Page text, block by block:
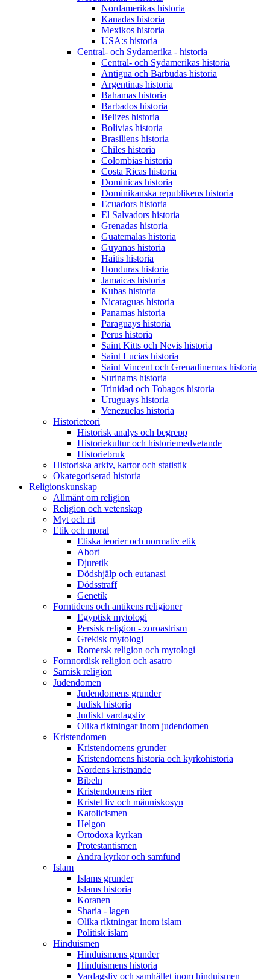
Nordamerikas historia
Kanadas historia
Mexikos historia
USA:s historia
Central- och Sydamerika - historia
Central- och Sydamerikas historia
Antigua och Barbudas historia
Argentinas historia
Bahamas historia
Barbados historia
Belizes historia
Bolivias historia
Brasiliens historia
Chiles historia
Colombias historia
Costa Ricas historia
Dominicas historia
Dominikanska republikens historia
Ecuadors historia
El Salvadors historia
Grenadas historia
Guatemalas historia
Guyanas historia
Haitis historia
Honduras historia
Jamaicas historia
Kubas historia
Nicaraguas historia
Panamas historia
Paraguays historia
Perus historia
Saint Kitts och Nevis historia
Saint Lucias historia
Saint Vincent och Grenadinernas historia
Surinams historia
Trinidad och Tobagos historia
Uruguays historia
Venezuelas historia
Historieteori
Historisk analys och begrepp
Historiekultur och historiemedvetande
Historiebruk
Historiska arkiv, kartor och statistik
Okategoriserad historia
Religionskunskap
Allmänt om religion
Religion och vetenskap
Myt och rit
Etik och moral
Etiska teorier och normativ etik
Abort
Djuretik
Dödshjälp och eutanasi
Dödsstraff
Genetik
Forntidens och antikens religioner
Egyptisk mytologi
Persisk religion - zoroastrism
Grekisk mytologi
Romersk religion och mytologi
Fornnordisk religion och asatro
Samisk religion
Judendomen
Judendomens grunder
Judisk historia
Judiskt vardagsliv
Olika riktningar inom judendomen
Kristendomen
Kristendomens grunder
Kristendomens historia och kyrkohistoria
Nordens kristnande
Bibeln
Kristendomens riter
Kristet liv och människosyn
Katolicismen
Helgon
Ortodoxa kyrkan
Protestantismen
Andra kyrkor och samfund
Islam
Islams grunder
Islams historia
Koranen
Sharia - lagen
Olika riktningar inom islam
Politisk islam
Hinduismen
Hinduismens grunder
Hinduismens historia
Vardagsliv och samhället inom hinduismen